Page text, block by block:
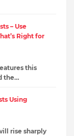
– Use
Right for
this
the…
Using
rise sharply